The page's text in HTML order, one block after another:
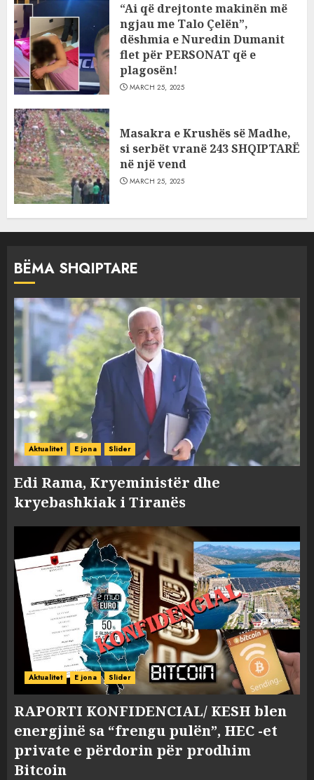
“Ai që drejtonte makinën më
ngjau me Talo Çelën”,
dëshmia e Nuredin Dumanit
flet për PERSONAT që e
plagosën!
MARCH 25, 2025
Masakra e Krushës së Madhe,
si serbët vranë 243 SHQIPTARË
në një vend
MARCH 25, 2025
BËMA SHQIPTARE
Aktualitet E jona Slider
Edi Rama, Kryeministër dhe
kryebashkiak i Tiranës
Aktualitet E jona Slider
RAPORTI KONFIDENCIAL/ KESH blen
energjinë sa “frengu pulën”, HEC -et
private e përdorin për prodhim
Bitcoin